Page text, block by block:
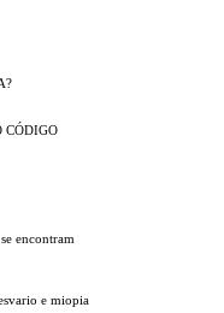
CÓDIGO
encontram
e miopia